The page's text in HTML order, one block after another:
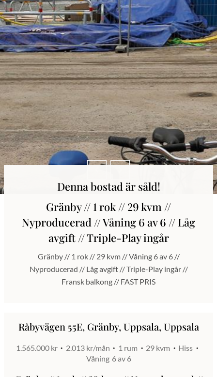
Denna bostad är såld!
Gränby // 1 rok // 29 kvm //
Nyproducerad // Våning 6 av 6 // Låg
avgift // Triple-Play ingår
Gränby // 1 rok // 29 kvm // Våning 6 av 6 //
Nyproducerad // Låg avgift // Triple-Play ingår //
Fransk balkong // FAST PRIS
Råbyvägen 55E, Gränby, Uppsala, Uppsala
1.565.000 kr 2.013 kr/mån 1 rum 29 kvm
Hiss
Våning 6 av 6